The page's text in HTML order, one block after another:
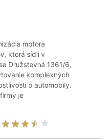
motora
ktorá sídli v
Družstevná 1361/6,
komplexných
o automobily.
je